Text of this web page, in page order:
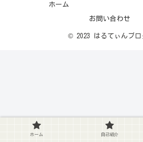
ホーム
お問い合わせ
© 2023 はるてぃんブロ
ホーム 自己紹介